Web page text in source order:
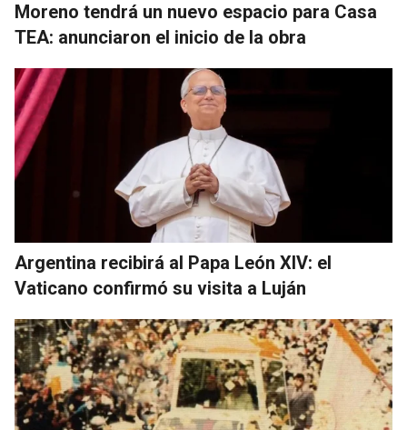
Moreno tendrá un nuevo espacio para Casa
TEA: anunciaron el inicio de la obra
Argentina recibirá al Papa León XIV: el
Vaticano confirmó su visita a Luján